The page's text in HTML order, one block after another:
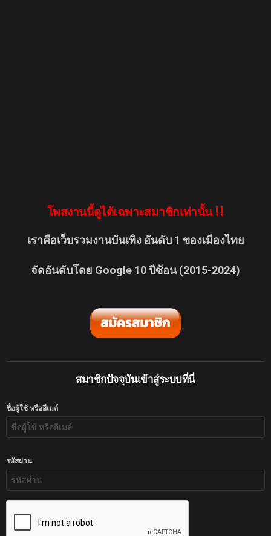
โพสงานนี้ดูได้เฉพาะสมาชิกเท่านั้น !!
เราคือเว็บรวมงานบันเทิง อันดับ 1 ของเมืองไทย
จัดอันดับโดย Google 10 ปีซ้อน (2015-2024)
สมาชิกปัจจุบันเข้าสู่ระบบที่นี่
ชื่อผู้ใช้ หรืออีเมล์
รหัสผ่าน